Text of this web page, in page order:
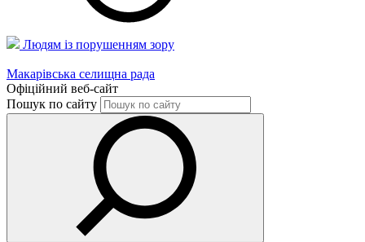
Людям із порушенням зору
Макарівська селищна рада
Офіційний веб-сайт
Пошук по сайту